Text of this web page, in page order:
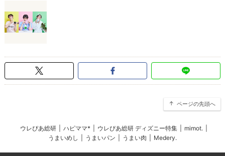
ページの先頭へ
ウレぴあ総研 ハピママ* ウレぴあ総研 ディズニー特集 mimot.
うまいめし
うまいパン うまい肉 Medery.